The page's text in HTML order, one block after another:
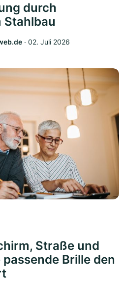
durch
‧ 02. Juli 2026
Straße und
Brille den